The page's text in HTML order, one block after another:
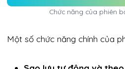
Chức năng của phiên
Một số chức năng chính của